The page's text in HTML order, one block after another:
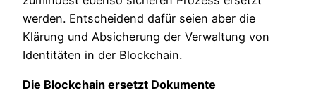
werden. Entscheidend dafür seien aber die
Klärung und Absicherung der Verwaltung von
Identitäten in der Blockchain.
Die Blockchain ersetzt Dokumente